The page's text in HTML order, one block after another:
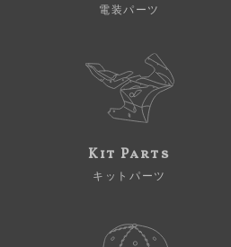
電装パーツ
Kit Parts
キットパーツ